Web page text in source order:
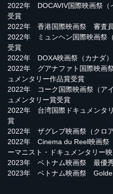
2022年 DOCAVIV国際映画祭
受賞
2022年 香港国際映画祭 審査
2022年 ミュンヘン国際映画祭
受賞
2022年 DOXA映画祭（カナダ
2022年 グアナファト国際映画
ュメンタリー作品賞受賞
2022年 コーク国際映画祭（ア
ュメンタリー賞受賞
2022年 台湾国際ドキュメンタ
賞
2022年 ザグレブ映画祭（クロ
2022年 Cinema du Reel映画祭
ーマニスト・ドキュメンタリー
2023年 ベトナム映画祭 最優
2023年 ベトナム映画祭